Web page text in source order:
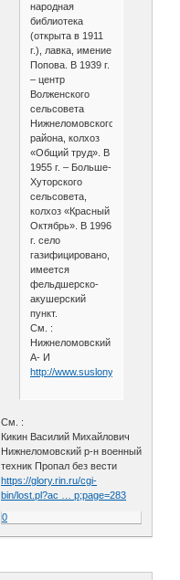
народная
библиотека
(открыта в 1911
г.), лавка, имение
Попова. В 1939 г.
– центр
Волженского
сельсовета
Нижнеломовского
района, колхоз
«Общий труд». В
1955 г. – Больше-
Хуторского
сельсовета,
колхоз «Красный
Октябрь». В 1996
г. село
газифицировано,
имеется
фельдшерско-
акушерский
пункт.
См. :
Нижнеломовский
А- И
http://www.suslony.ru/
См. :
Кикин Василий Михайлович
Нижнеломовский р-н военный
техник Пропал без вести
https://glory.rin.ru/cgi-
bin/lost.pl?ac … p;page=283
0